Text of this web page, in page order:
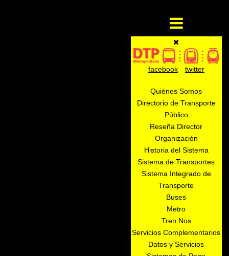
facebook twitter
Quiénes Somos
Directorio de Transporte
Público
Reseña Director
Organización
Historia del Sistema
Sistema de Transportes
Sistema Integrado de
Transporte
Buses
Metro
Tren Nos
Servicios Complementarios
Datos y Servicios